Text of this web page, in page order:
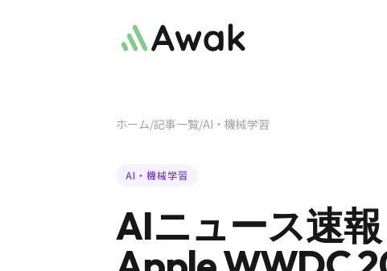
ホーム/記事一覧/AI・機械学習
AI・機械学習
AIニュース速